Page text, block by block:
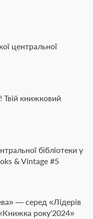
центральної
Твій книжковий
бібліотеки у
& Vintage #5
— серед «Лідерів
«Книжка року'2024»